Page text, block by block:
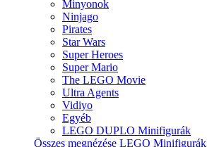
Minyonok
Ninjago
Pirates
Star Wars
Super Heroes
Super Mario
The LEGO Movie
Ultra Agents
Vidiyo
Egyéb
LEGO DUPLO Minifigurák
Összes megnézése LEGO Minifigurák